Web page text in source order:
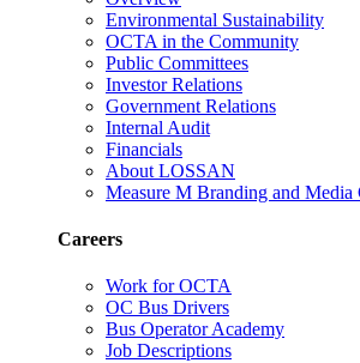
Environmental Sustainability
OCTA in the Community
Public Committees
Investor Relations
Government Relations
Internal Audit
Financials
About LOSSAN
Measure M Branding and Media
Careers
Work for OCTA
OC Bus Drivers
Bus Operator Academy
Job Descriptions